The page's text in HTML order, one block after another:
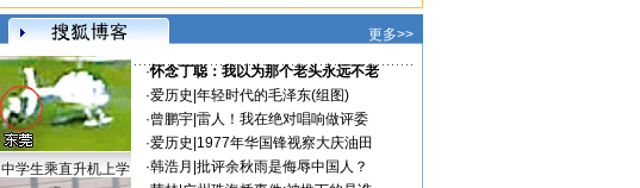
更多>>
中学生乘直升机上学
·怀念丁聪：我以为那个老头永远不老
·爱历史 年轻时代的毛泽东(组图)
·曾鹏宇| 雷人！我在绝对唱响做评委
·爱历史 1977年华国锋视察大庆油田
·韩浩月 批评余秋雨是侮辱中国人？